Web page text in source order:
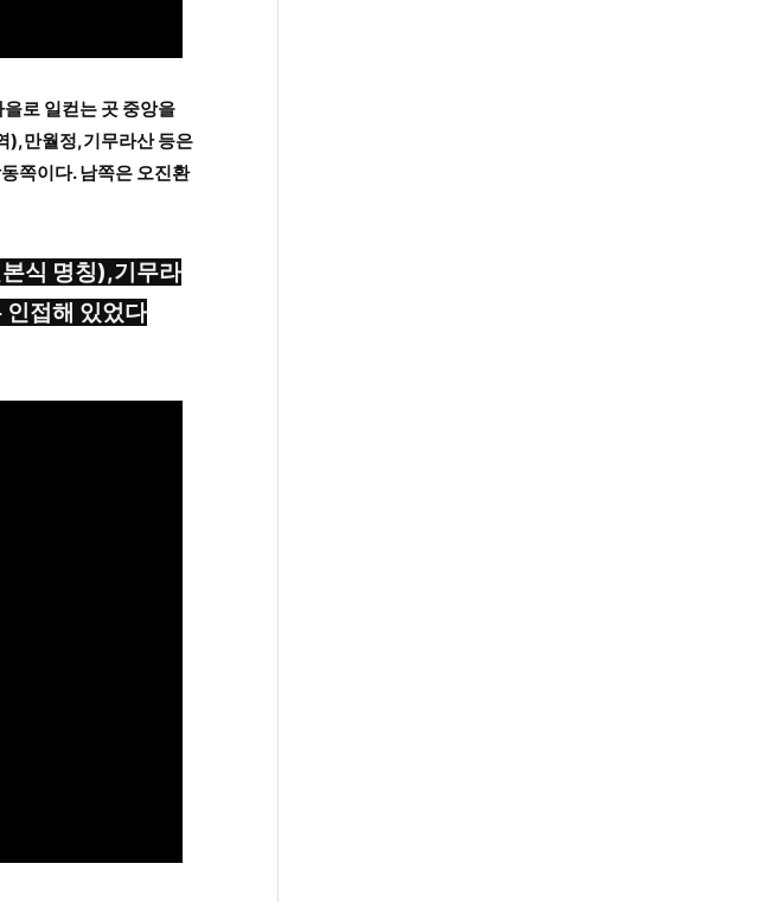
로 일컫는 곳 중앙을
),만월정,기무라산 등은
쪽이다. 남쪽은 오진환
식 명칭),기무라
인접해 있었다